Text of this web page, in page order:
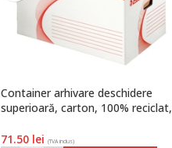
Container arhivare deschidere
superioară, carton, 100% reciclat,
71.50 lei (TVA inclus)